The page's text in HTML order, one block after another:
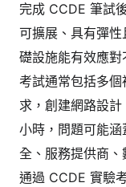
完成 CCDE 筆試
可擴展、具有彈
礎設施能有效應對
考試通常包括多
求，創建網路設
小時，問題可能
全、服務提供商、
通過 CCDE 實驗